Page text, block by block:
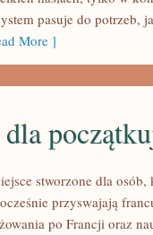
pasuje do potrzeb,
More ]
stworzone dla
przyswajają
po Francji oraz